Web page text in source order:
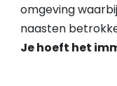
omgeving
naasten
Je hoeft het